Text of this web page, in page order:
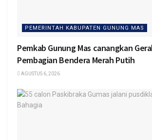
PEMERINTAH KABUPATEN GUNUNG MAS
Pemkab Gunung Mas canangkan
Pembagian Bendera Merah Putih
AGUSTUS 6, 2026